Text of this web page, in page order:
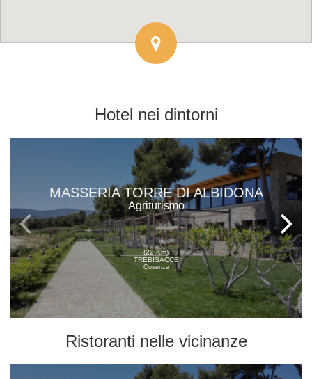
Hotel nei dintorni
MASSERIA TORRE DI ALBIDONA
Agriturismo
(22 Km)
TREBISACCE
Cosenza
Ristoranti nelle vicinanze